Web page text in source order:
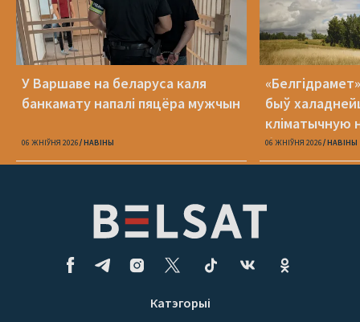
У Варшаве на беларуса каля
банкамату напалі пяцёра мужчын
06 ЖНІЎНЯ 2026 НАВІНЫ
быў
кліматычную
будзе +40 °С
06 ЖНІЎНЯ 2026 НАВІНЫ
Катэгорыі